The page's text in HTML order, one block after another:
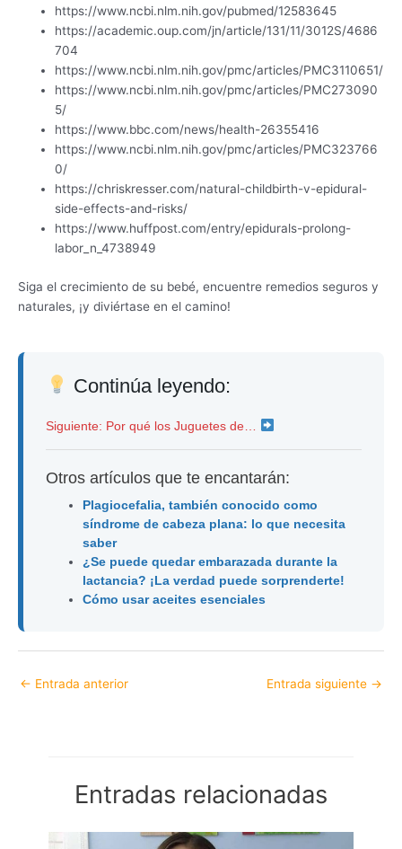
https://www.ncbi.nlm.nih.gov/pubmed/12583645
https://academic.oup.com/jn/article/131/11/3012S/4686
704
https://www.ncbi.nlm.nih.gov/pmc/articles/PMC3110651/
https://www.ncbi.nlm.nih.gov/pmc/articles/PMC273090
5/
https://www.bbc.com/news/health-26355416
https://www.ncbi.nlm.nih.gov/pmc/articles/PMC323766
0/
https://chriskresser.com/natural-childbirth-v-epidural-
side-effects-and-risks/
https://www.huffpost.com/entry/epidurals-prolong-
labor_n_4738949
Siga el crecimiento de su bebé, encuentre remedios seguros y
naturales, ¡y diviértase en el camino!
Continúa leyendo:
Siguiente: Por qué los Juguetes de…
Otros artículos que te encantarán:
Plagiocefalia, también conocido como
síndrome de cabeza plana: lo que necesita
saber
¿Se puede quedar embarazada durante la
lactancia? ¡La verdad puede sorprenderte!
Cómo usar aceites esenciales
← Entrada anterior Entrada siguiente →
Entradas relacionadas